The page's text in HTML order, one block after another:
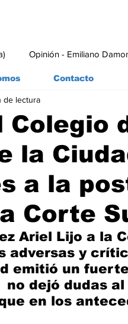
Opinión - Emiliano
y Producción
Colegio
la
a la
Corte
de lectura
Ariel Lijo a la
adversas y
emitió un
no dejó dudas
en los
Contacto